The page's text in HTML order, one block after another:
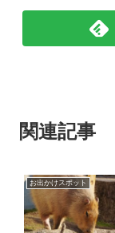
関連記事
お出かけスポット